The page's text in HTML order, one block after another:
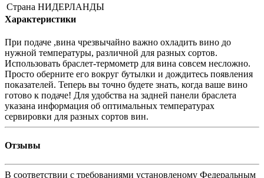
Страна НИДЕРЛАНДЫ
Характеристики
При подаче ,вина чрезвычайно важно охладить вино до
нужной температуры, различной для разных сортов.
Использовать браслет-термометр для вина совсем несложно.
Просто оберните его вокруг бутылки и дождитесь появления
показателей. Теперь вы точно будете знать, когда ваше вино
готово к подаче! Для удобства на задней панели браслета
указана информация об оптимальных температурах
сервировки для разных сортов вин.
Отзывы
В соответствии с требованиями установленому Федеральным